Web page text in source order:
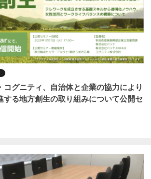
コグニティ、自治体と企業の協力により
する地方創生の取り組みについて公開セ